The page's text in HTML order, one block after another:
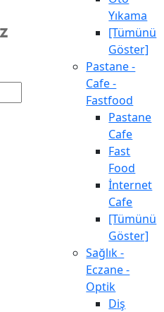
Yıkama
[Tümünü
Göster]
Pastane -
Cafe -
Fastfood
Pastane
Cafe
Fast
Food
İnternet
Cafe
[Tümünü
Göster]
Sağlık -
Eczane -
Optik
Diş